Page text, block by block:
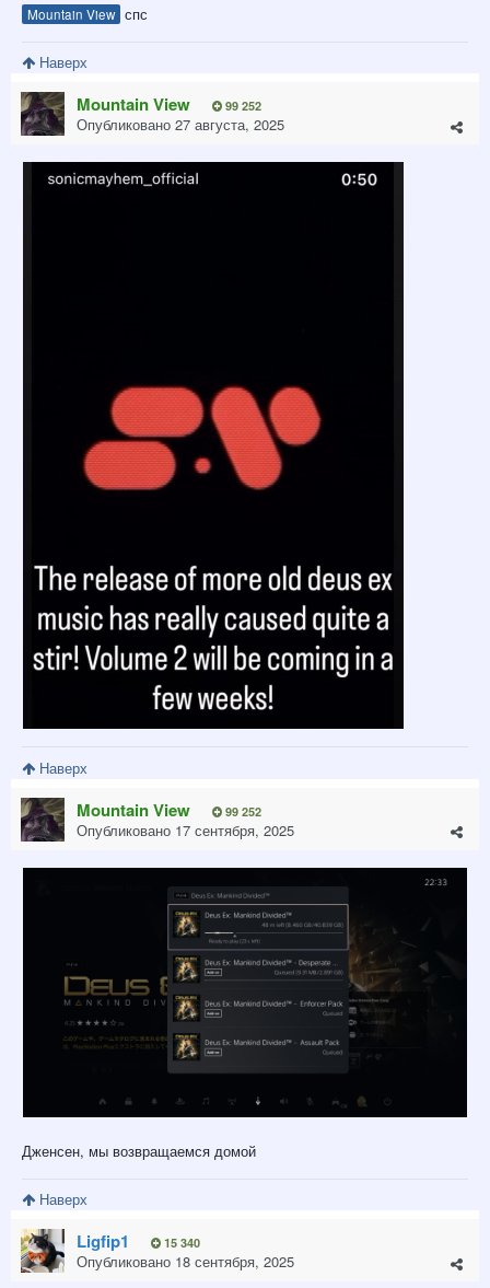
Mountain View спс
Наверх
Mountain View 99 252
Опубликовано 27 августа, 2025
Наверх
Mountain View 99 252
Опубликовано 17 сентября, 2025
Дженсен, мы возвращаемся домой
Наверх
Ligfip1 15 340
Опубликовано 18 сентября, 2025